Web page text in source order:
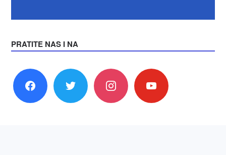
PRATITE NAS I NA
facebook twitter instagram youtube